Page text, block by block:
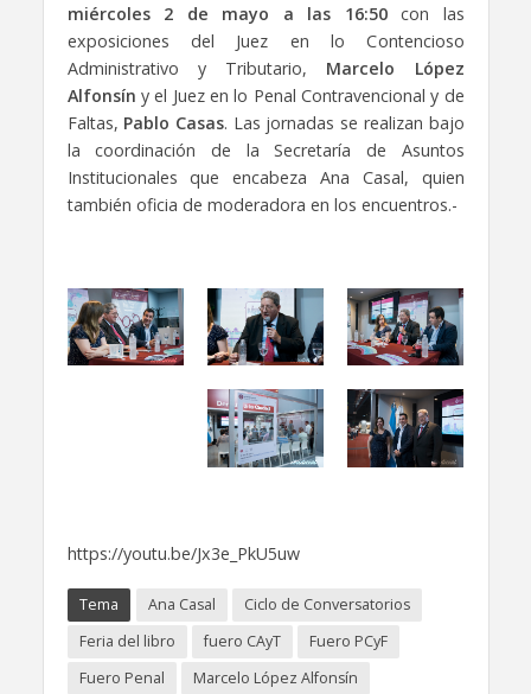
miércoles 2 de mayo a las 16:50con las
exposiciones del Juez en lo Contencioso
Administrativo y Tributario, Marcelo López
Alfonsín y el Juez en lo Penal Contravencional y de
Faltas, Pablo Casas. Las jornadas se realizan bajo
la coordinación de la Secretaría de Asuntos
Institucionales que encabeza Ana Casal, quien
también oficia de moderadora en los encuentros.-
https://youtu.be/Jx3e_PkU5uw
Tema Ana Casal
Ciclo de Conversatorios
Feria del libro
fuero CAyT
Fuero PCyF
Fuero Penal
Marcelo López Alfonsín